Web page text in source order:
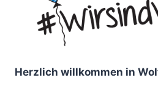
Herzlich willkommen in